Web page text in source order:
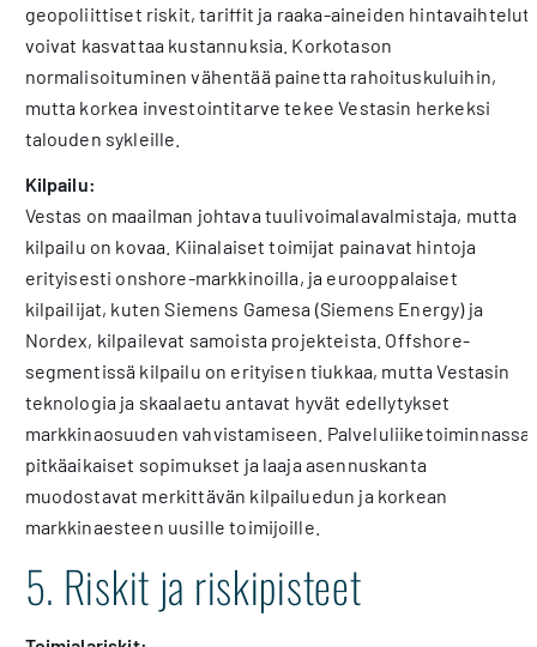
geopoliittiset riskit, tariffit ja raaka-aineiden hintavaihtelut
voivat kasvattaa kustannuksia. Korkotason
normalisoituminen vähentää painetta rahoituskuluihin,
mutta korkea investointitarve tekee Vestasin herkeksi
talouden sykleille.
Kilpailu:
Vestas on maailman johtava tuulivoimalavalmistaja, mutta
kilpailu on kovaa. Kiinalaiset toimijat painavat hintoja
erityisesti onshore-markkinoilla, ja eurooppalaiset
kilpailijat, kuten Siemens Gamesa (Siemens Energy) ja
Nordex, kilpailevat samoista projekteista. Offshore-
segmentissä kilpailu on erityisen tiukkaa, mutta Vestasin
teknologia ja skaalaetu antavat hyvät edellytykset
markkinaosuuden vahvistamiseen. Palveluliiketoiminnassa
pitkäaikaiset sopimukset ja laaja asennuskanta
muodostavat merkittävän kilpailuedun ja korkean
markkinaesteen uusille toimijoille.
5. Riskit ja riskipisteet